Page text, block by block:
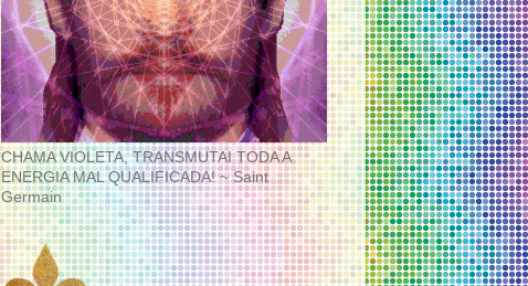
CHAMA VIOLETA, TRANSMUTAI TODA A
ENERGIA MAL QUALIFICADA! ~ Saint
Germain